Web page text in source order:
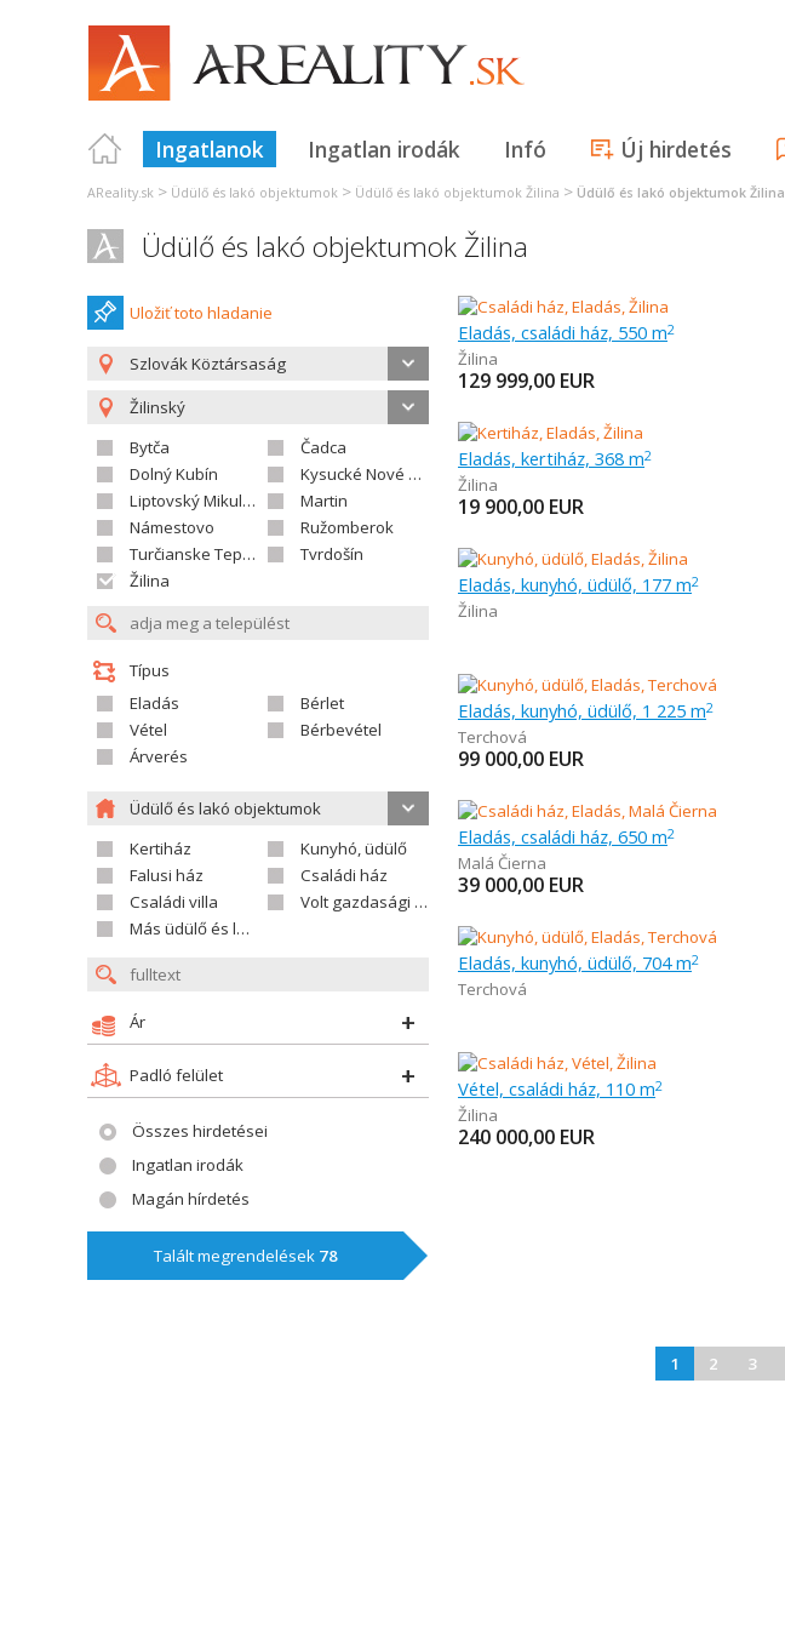
Ingatlanok Ingatlan irodák Infó Új hirdetés
AReality.sk > Üdülő és lakó objektumok > Üdülő és lakó objektumok Žilina > Üdülő és lakó objektumok Žilina
Üdülő és lakó objektumok Žilina
Uložiť toto hladanie
Szlovák Köztársaság
Žilinský
Bytča
Čadca
Dolný Kubín
Kysucké Nové Mesto
Liptovský Mikuláš
Martin
Námestovo
Ružomberok
Turčianske Teplice
Tvrdošín
Žilina
Típus
Eladás
Bérlet
Vétel
Bérbevétel
Árverés
Üdülő és lakó objektumok
Kertiház
Kunyhó, üdülő
Falusi ház
Családi ház
Családi villa
Volt gazdasági település
Más üdülő és lakó objektumok
Ár
Padló felület
Összes hirdetései
Ingatlan irodák
Magán hírdetés
Talált megrendelések 78
Eladás, családi ház, 550 m2
Žilina
129 999,00 EUR
Eladás, kertiház, 368 m2
Žilina
19 900,00 EUR
Eladás, kunyhó, üdülő, 177 m2
Žilina
Eladás, kunyhó, üdülő, 1 225 m2
Terchová
99 000,00 EUR
Eladás, családi ház, 650 m2
Malá Čierna
39 000,00 EUR
Eladás, kunyhó, üdülő, 704 m2
Terchová
Vétel, családi ház, 110 m2
Žilina
240 000,00 EUR
1 2 3